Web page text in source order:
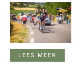
LEES MEER